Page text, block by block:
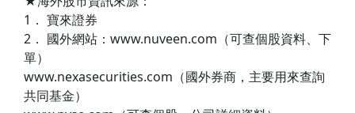
1． 寶來證券
2． 國外網站：www.nuveen.com（可查個股資料、下
單）
www.nexasecurities.com（國外券商，主要用來查詢
共同基金）